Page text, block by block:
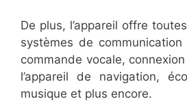
De plus, l’appareil offre
systèmes de
commande vocale,
l’appareil de navigation,
musique et plus encore.